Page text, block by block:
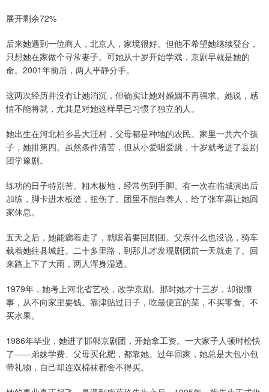
展开剩余72%
后来她遇到一位商人，北京人，家境很好。但他不希望她继续登台，
只想她在家做个寻常妻子。可她从十岁开始学戏，京剧早就是她的
命。2001年前后，两人平静分手。
这两次经历并没有让她消沉，但确实让她对婚姻不再强求。她说，感
情不能将就，尤其是对她这样早已习惯了独立的人。
她出生在河北柏乡县大汪村，父母都是种地的农民。家里一共六个孩
子，她排第四。虽然条件清苦，但从小爱唱爱跳，十岁就考进了县剧
团学豫剧。
练功的日子特别苦。粗木板地，经常伤到手脚。有一次在临城演出后
加练，脚卡进木板缝，扭伤了。团里不能白养人，给了张车票让她回
家休息。
五天之后，她能瘸着走了，就嚷着要回剧团。父亲什么也没说，骑车
载着她往县城赶。二十多里路，到那儿才发现剧团前一天就走了。回
来路上下了大雨，两人浑身湿透。
1979年，她考上河北省艺校，改学京剧。那时她才十三岁，却很懂
事，从不向家里要钱。靠津贴过日子，吃最便宜的菜，不买零食、不
买水果。
1986年毕业，她进了邯郸京剧团，开始拿工资。一大家子人顿时松快
了——弟妹学费、父母买化肥，都靠她。过年回家，她总是大包小包
带礼物，自己却连双棉袜都舍不得买。